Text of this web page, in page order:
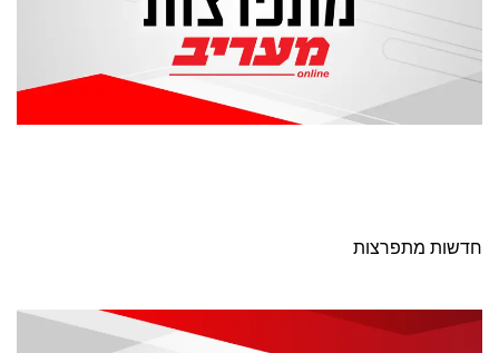
חדשות מתפרצות